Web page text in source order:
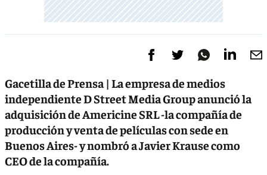
Gacetilla de Prensa | La empresa de medios
independiente D Street Media Group anunció la
adquisición de Americine SRL -la compañía de
producción y venta de películas con sede en
Buenos Aires- y nombró a Javier Krause como
CEO de la compañía.